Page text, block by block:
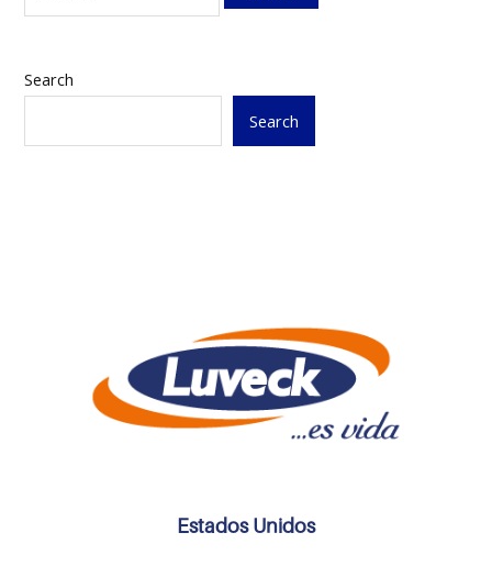
Search
Search
Estados Unidos